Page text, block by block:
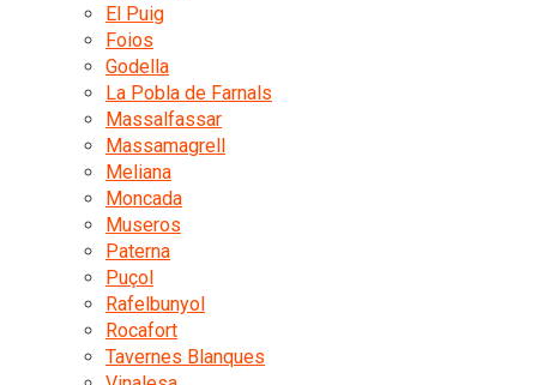
El Puig
Foios
Godella
La Pobla de Farnals
Massalfassar
Massamagrell
Meliana
Moncada
Museros
Paterna
Puçol
Rafelbunyol
Rocafort
Tavernes Blanques